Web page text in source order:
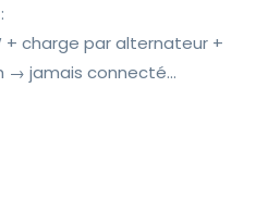
+ charge par alternateur +
→ jamais connecté...